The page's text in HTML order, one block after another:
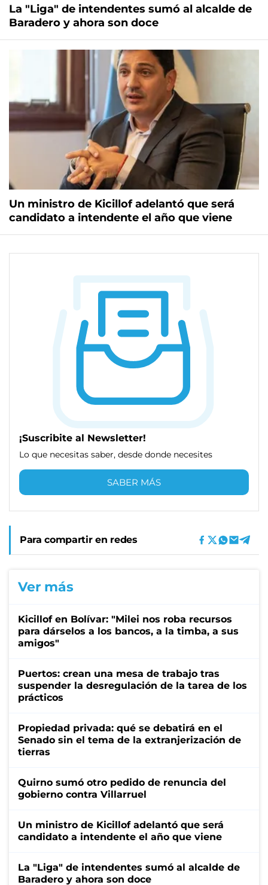
La "Liga" de intendentes sumó al alcalde de
Baradero y ahora son doce
Un ministro de Kicillof adelantó que será
candidato a intendente el año que viene
¡Suscribite al Newsletter!
Lo que necesitas saber, desde donde necesites
SABER MÁS
Para compartir en redes
Ver más
Kicillof en Bolívar: "Milei nos roba recursos
para dárselos a los bancos, a la timba, a sus
amigos"
Puertos: crean una mesa de trabajo tras
suspender la desregulación de la tarea de los
prácticos
Propiedad privada: qué se debatirá en el
Senado sin el tema de la extranjerización de
tierras
Quirno sumó otro pedido de renuncia del
gobierno contra Villarruel
Un ministro de Kicillof adelantó que será
candidato a intendente el año que viene
La "Liga" de intendentes sumó al alcalde de
Baradero y ahora son doce